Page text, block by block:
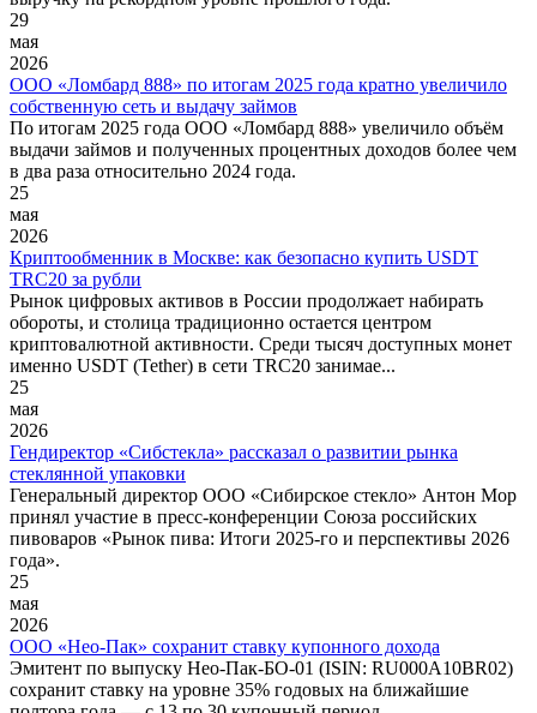
29
мая
2026
ООО «Ломбард 888» по итогам 2025 года кратно увеличило
собственную сеть и выдачу займов
По итогам 2025 года ООО «Ломбард 888» увеличило объём
выдачи займов и полученных процентных доходов более чем
в два раза относительно 2024 года.
25
мая
2026
Криптообменник в Москве: как безопасно купить USDT
TRC20 за рубли
Рынок цифровых активов в России продолжает набирать
обороты, и столица традиционно остается центром
криптовалютной активности. Среди тысяч доступных монет
именно USDT (Tether) в сети TRC20 занимае...
25
мая
2026
Гендиректор «Сибстекла» рассказал о развитии рынка
стеклянной упаковки
Генеральный директор ООО «Сибирское стекло» Антон Мор
принял участие в пресс-конференции Союза российских
пивоваров «Рынок пива: Итоги 2025-го и перспективы 2026
года».
25
мая
2026
ООО «Нео-Пак» сохранит ставку купонного дохода
Эмитент по выпуску Нео-Пак-БО-01 (ISIN: RU000A10BR02)
сохранит ставку на уровне 35% годовых на ближайшие